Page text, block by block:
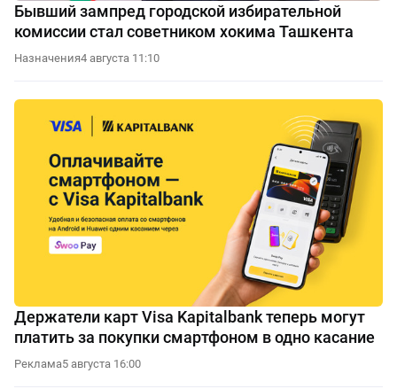
Бывший зампред городской избирательной
комиссии стал советником хокима Ташкента
Назначения4 августа 11:10
Держатели карт Visa Kapitalbank теперь могут
платить за покупки смартфоном в одно касание
Реклама5 августа 16:00